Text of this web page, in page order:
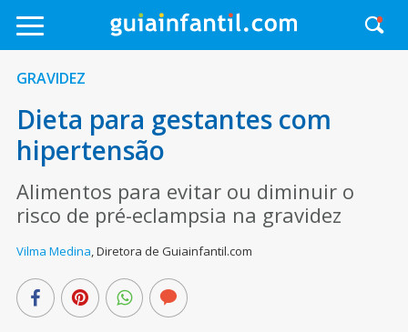
GRAVIDEZ
Dieta para gestantes com
hipertensão
Alimentos para evitar ou diminuir o
risco de pré-eclampsia na gravidez
Vilma Medina,Diretora de Guiainfantil.com